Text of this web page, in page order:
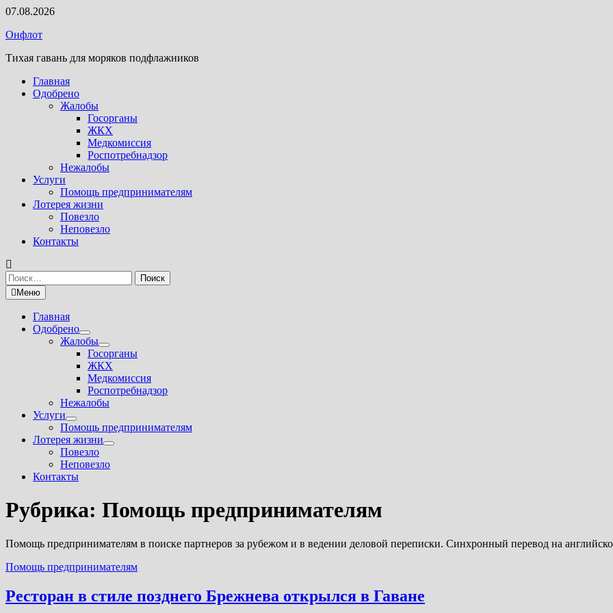
Перейти
содержимому
07.08.2026
Онфлот
Тихая гавань для моряков подфлажников
Главная
Одобрено
Жалобы
Госорганы
ЖКХ
Медкомиссия
Роспотребнадзор
Нежалобы
Услуги
Помощь предпринимателям
Лотерея жизни
Повезло
Неповезло
Контакты
Найти:
Меню
Главная
Одобрено
Показать
подменю
Жалобы
Показать
подменю
Госорганы
ЖКХ
Медкомиссия
Роспотребнадзор
Нежалобы
Услуги
Показать
подменю
Помощь предпринимателям
Лотерея жизни
Показать
Повезло
Неповезло
Контакты
Рубрика: Помощь предпринимателям
Помощь предпринимателям в поиске партнеров за рубежом и в ведении деловой переписки. Синхронный перевод на
Помощь предпринимателям
Ресторан в стиле позднего Брежнева открылся в Гаване